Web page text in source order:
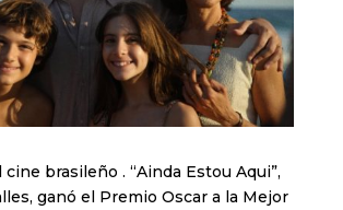
cine brasileño . “Ainda Estou Aqui”,
ganó el Premio Oscar a la Mejor